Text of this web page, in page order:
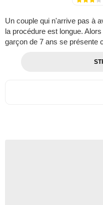
Un couple qui n'arrive pas à
la procédure est longue.
garçon de 7 ans se présente